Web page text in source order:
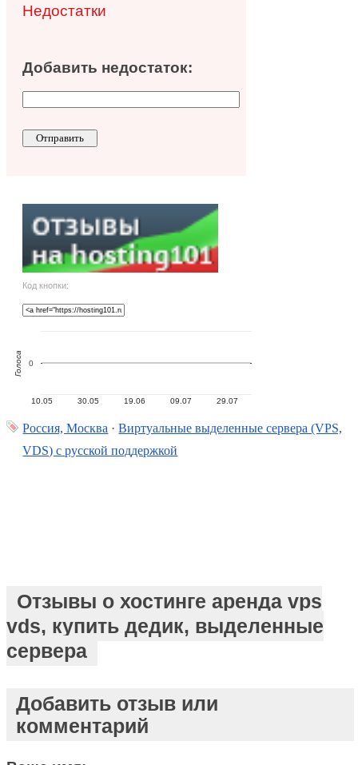
Недостатки
Добавить недостаток:
Код кнопки:
10.05 30.05 19.06 09.07 29.07
0
Голоса
Россия, Москва ·Виртуальные выделенные сервера (VPS,
VDS) с русской поддержкой
Отзывы о хостинге аренда vps
vds, купить дедик, выделенные
сервера
Добавить отзыв или
комментарий